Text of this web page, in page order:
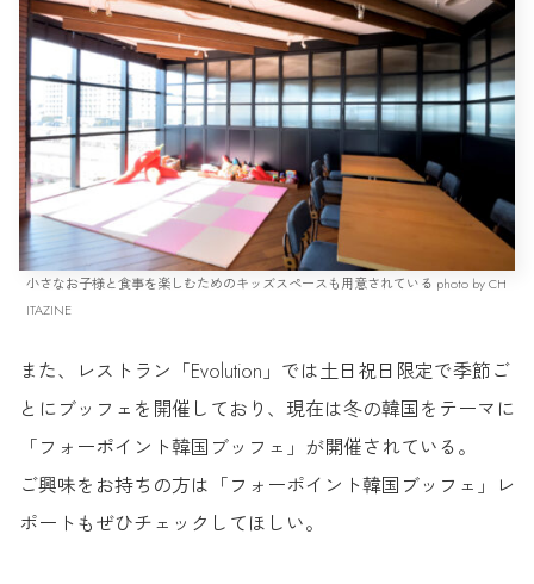
小さなお子様と食事を楽しむためのキッズスペースも用意されている photo by CH
ITAZINE
また、レストラン「Evolution」では土日祝日限定で季節ご
とにブッフェを開催しており、現在は冬の韓国をテーマに
「フォーポイント韓国ブッフェ」が開催されている。
ご興味をお持ちの方は「フォーポイント韓国ブッフェ」レ
ポートもぜひチェックしてほしい。